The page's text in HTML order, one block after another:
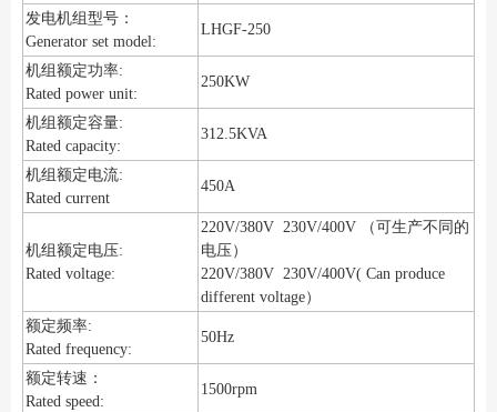
发电机组型号：
Generator set model:
LHGF-250
机组额定功率:
Rated power unit:
250KW
机组额定容量:
Rated capacity:
312.5KVA
机组额定电流:
Rated current
450A
机组额定电压:
Rated voltage:
220V/380V 230V/400V （可生产不同的
电压）
220V/380V 230V/400V( Can produce
different voltage）
额定频率:
Rated frequency:
50Hz
额定转速：
Rated speed:
1500rpm